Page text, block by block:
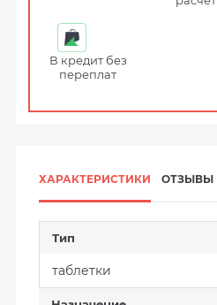
В кредит без
переплат
ХАРАКТЕРИСТИКИ ОТЗЫВЫ
Тип
таблетки